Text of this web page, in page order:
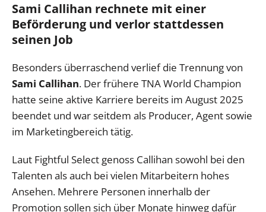
Sami Callihan rechnete mit einer
Beförderung und verlor stattdessen
seinen Job
Besonders überraschend verlief die Trennung von
Sami Callihan. Der frühere TNA World Champion
hatte seine aktive Karriere bereits im August 2025
beendet und war seitdem als Producer, Agent sowie
im Marketingbereich tätig.
Laut Fightful Select genoss Callihan sowohl bei den
Talenten als auch bei vielen Mitarbeitern hohes
Ansehen. Mehrere Personen innerhalb der
Promotion sollen sich über Monate hinweg dafür